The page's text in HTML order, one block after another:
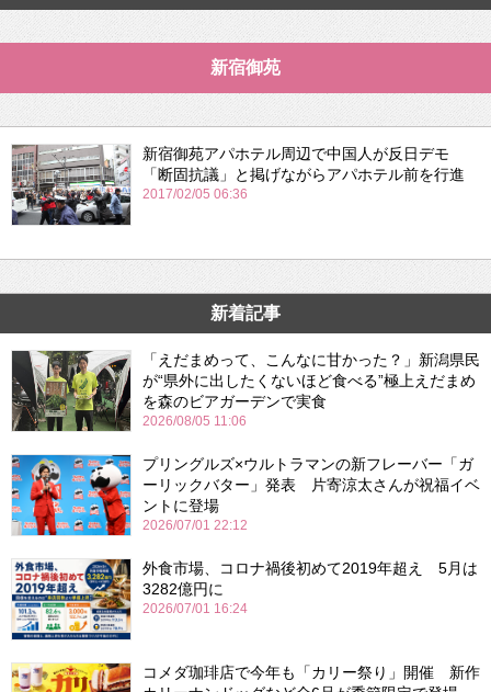
新宿御苑
新宿御苑アパホテル周辺で中国人が反日デモ
「断固抗議」と掲げながらアパホテル前を行進
2017/02/05 06:36
新着記事
「えだまめって、こんなに甘かった？」新潟県民
が“県外に出したくないほど食べる”極上えだまめ
を森のビアガーデンで実食
2026/08/05 11:06
プリングルズ×ウルトラマンの新フレーバー「ガ
ーリックバター」発表 片寄涼太さんが祝福イベ
ントに登場
2026/07/01 22:12
外食市場、コロナ禍後初めて2019年超え 5月は
3282億円に
2026/07/01 16:24
コメダ珈琲店で今年も「カリー祭り」開催 新作